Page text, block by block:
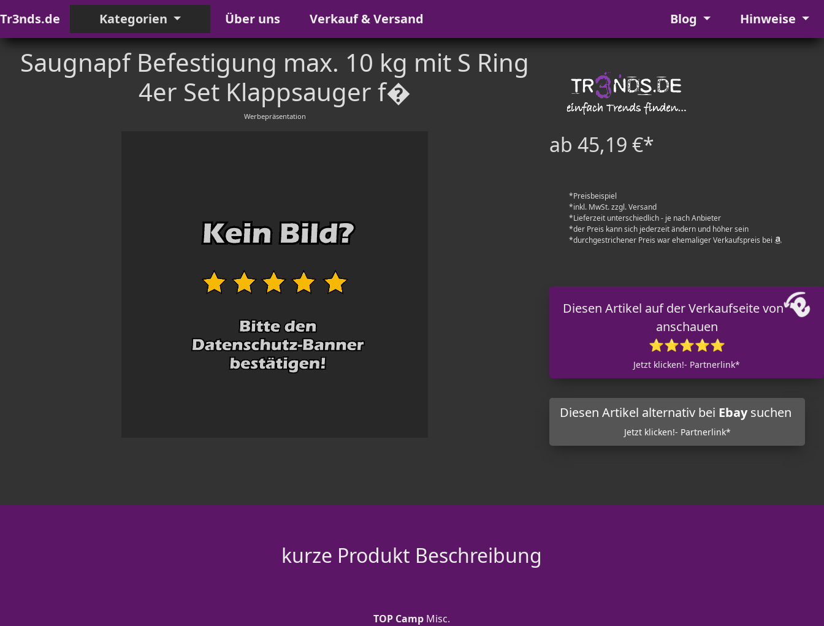
Tr3nds.de Kategorien Über uns Verkauf & Versand Blog Hinweise
Saugnapf Befestigung max. 10 kg mit S Ring
4er Set Klappsauger f�
Werbepräsentation
ab 45,19 €*
*Preisbeispiel
*inkl. MwSt. zzgl. Versand
*Lieferzeit unterschiedlich - je nach Anbieter
*der Preis kann sich jederzeit ändern und höher sein
*durchgestrichener Preis war ehemaliger Verkaufspreis bei
Diesen Artikel auf der Verkaufseite von
anschauen
⭐⭐⭐⭐⭐
Jetzt klicken!- Partnerlink*
Diesen Artikel alternativ bei Ebaysuchen
Jetzt klicken!- Partnerlink*
kurze Produkt Beschreibung
TOP Camp Misc.